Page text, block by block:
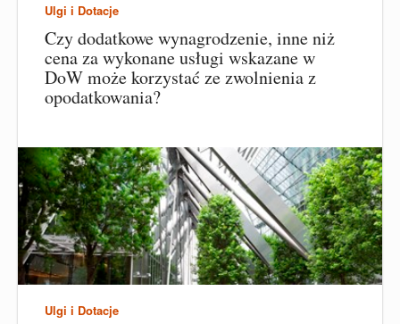
Ulgi i Dotacje
Czy dodatkowe wynagrodzenie, inne niż
cena za wykonane usługi wskazane w
DoW może korzystać ze zwolnienia z
opodatkowania?
Ulgi i Dotacje